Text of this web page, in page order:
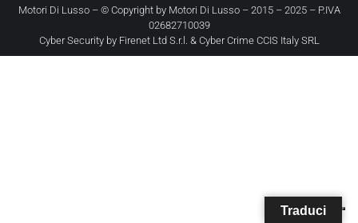
Motori Di Lusso – © Copyright by Motori Di Lusso– 2015 – 2025 – P.IVA
02682710039
Cyber Security by Firenet Ltd S.r.l. & Cyber Crime CCIS Italy SRL
Traduci